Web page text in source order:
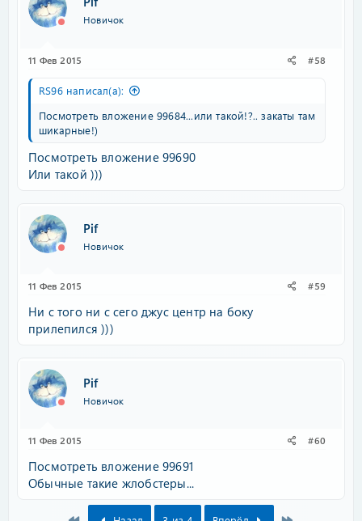
Новичок
11 Фев 2015 #58
RS96 написал(а):
Посмотреть вложение 99684...или такой!?.. закаты там
шикарные!)
Посмотреть вложение 99690
Или такой )))
Pif
Новичок
11 Фев 2015 #59
Ни с того ни с сего джус центр на боку
прилепился )))
Pif
Новичок
11 Фев 2015 #60
Посмотреть вложение 99691
Обычные такие жлобстеры...